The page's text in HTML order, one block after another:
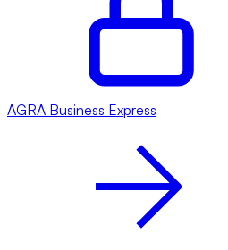
AGRA Business Express